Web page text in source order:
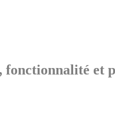
fonctionnalité et